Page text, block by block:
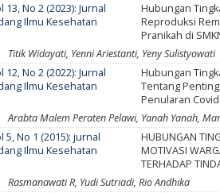
13, No 2 (2023): Jurnal
Ilmu Kesehatan
Hubungan
Reproduksi
Pranikah di
Titik Widayati, Yenni Ariestanti, Yeny Sulistyowati
12, No 2 (2022): Jurnal
Ilmu Kesehatan
Hubungan
Tentang
Penularan
Arabta Malem Peraten Pelawi, Yanah Yanah,
5, No 1 (2015): jurnal
Ilmu Kesehatan
HUBUNGAN
MOTIVASI
TERHADAP
Rasmanawati R, Yudi Sutriadi, Rio Andhika